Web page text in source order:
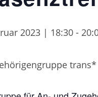
2023 | 18:30 -